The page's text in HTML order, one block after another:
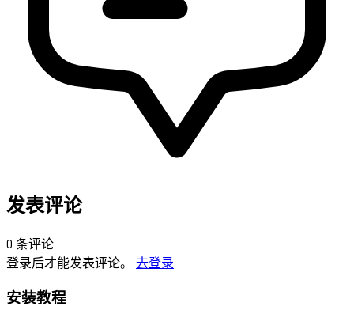
发表评论
0 条评论
登录后才能发表评论。 去登录
安装教程